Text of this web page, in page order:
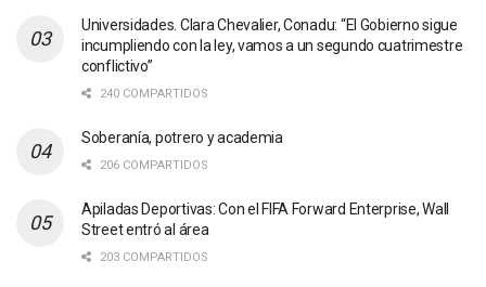
Universidades. Clara Chevalier, Conadu: “El Gobierno sigue
incumpliendo con la ley, vamos a un segundo cuatrimestre
conflictivo”
240 COMPARTIDOS
Soberanía, potrero y academia
206 COMPARTIDOS
Apiladas Deportivas: Con el FIFA Forward Enterprise, Wall
Street entró al área
203 COMPARTIDOS